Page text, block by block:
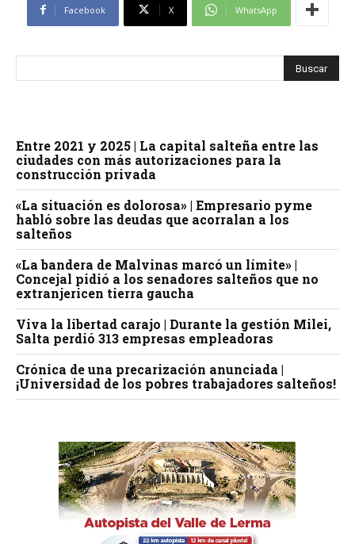
Facebook X WhatsApp
Entre 2021 y 2025 | La capital salteña entre las
ciudades con más autorizaciones para la
construcción privada
«La situación es dolorosa» | Empresario pyme
habló sobre las deudas que acorralan a los
salteños
«La bandera de Malvinas marcó un límite» |
Concejal pidió a los senadores salteños que no
extranjericen tierra gaucha
Viva la libertad carajo | Durante la gestión Milei,
Salta perdió 313 empresas empleadoras
Crónica de una precarización anunciada |
¡Universidad de los pobres trabajadores salteños!